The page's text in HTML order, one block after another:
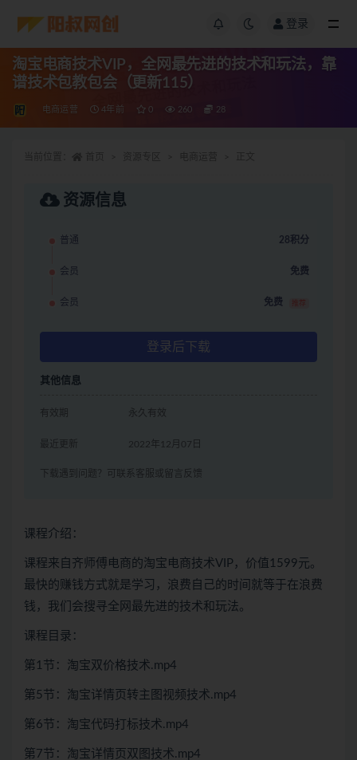
登录
淘宝电商技术VIP，全网最先进的技术和玩法，靠
谱技术包教包会（更新115）
电商运营 4年前 0 260 28
资源信息
普通 28积分
会员 免费
会员 免费 推荐
登录后下载
其他信息
有效期 永久有效
最近更新 2022年12月07日
下载遇到问题？可联系客服或留言反馈
课程介绍：
课程来自齐师傅电商的淘宝电商技术VIP，价值1599元。
最快的赚钱方式就是学习，浪费自己的时间就等于在浪费
钱，我们会搜寻全网最先进的技术和玩法。
课程目录：
第1节：淘宝双价格技术.mp4
第5节：淘宝详情页转主图视频技术.mp4
第6节：淘宝代码打标技术.mp4
第7节：淘宝详情页双图技术.mp4